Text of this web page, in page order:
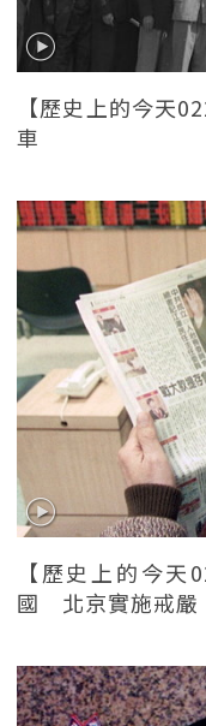
【歷史上的今天
車
【歷史上的今
國 北京實施戒嚴